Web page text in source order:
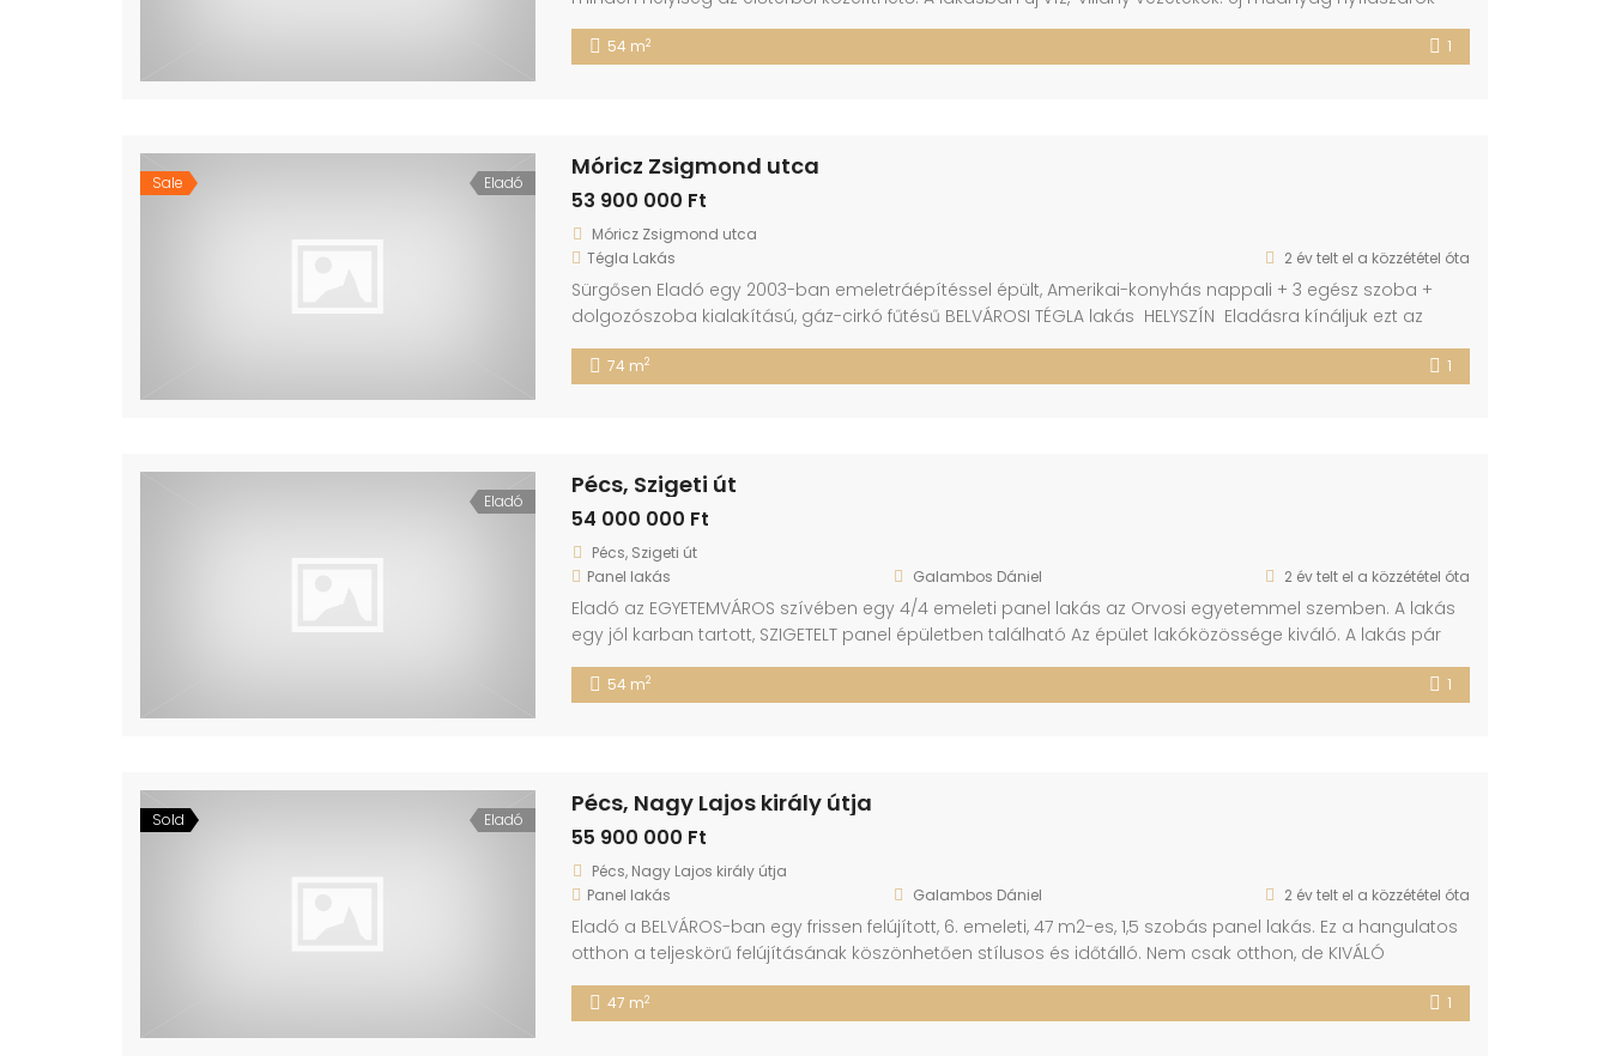
melyek redőnnyel felszereltek. Új bejárati és belső ajtók. Modern asztalos által készített konyhabútor. A
konyha teljes mértékben Gorenje termékekkel gépesített( elektromos főzőlap, elektromos sütő,
54 m2 1
Sale Eladó
Móricz Zsigmond utca
53 900 000 Ft
Móricz Zsigmond utca
Tégla Lakás
2 év telt el a közzététel óta
Sürgősen Eladó egy 2003-ban emeletráépítéssel épült, Amerikai-konyhás nappali + 3 egész szoba +
dolgozószoba kialakítású, gáz-cirkó fűtésű BELVÁROSI TÉGLA lakás HELYSZÍN Eladásra kínáljuk ezt az
karnyújtásnyira található. Az ingatlan előnyös pozíciója a város szívében található, kényelmes
74 m2 1
Eladó
Pécs, Szigeti út
54 000 000 Ft
Pécs, Szigeti út
Panel lakás
Galambos Dániel 2 év telt el a közzététel óta
Eladó az EGYETEMVÁROS szívében egy 4/4 emeleti panel lakás az Orvosi egyetemmel szemben. A lakás
egy jól karban tartott, SZIGETELT panel épületben található Az épület lakóközössége kiváló. A lakás pár
évvel ezelőtt teljeskörű felújításon esett át, jelenlegi bútorzatával együtt eladó. Saját zárható tároló
tartozik a lakáshoz. Asztalos által készített bútorok, GÉPESÍTETT konyhabútor került beépítésre, Kiválóan
54 m2 1
Sold Eladó
Pécs, Nagy Lajos király útja
55 900 000 Ft
Pécs, Nagy Lajos király útja
Panel lakás
Galambos Dániel 2 év telt el a közzététel óta
Eladó a BELVÁROS-ban egy frissen felújított, 6. emeleti, 47 m2-es, 1,5 szobás panel lakás. Ez a hangulatos
otthon a teljeskörű felújításának köszönhetően stílusos és időtálló. Nem csak otthon, de KIVÁLÓ
BEFEKTETÉS is, hiszen az EGYETEMEK és a BELVÁROS közelsége miatt azonnal, jó áron KIADHATÓ, vagy akár
saját célra fordítható. -Új villany,-víz vezetékek(32A bővítés), -új prémium […]
47 m2 1